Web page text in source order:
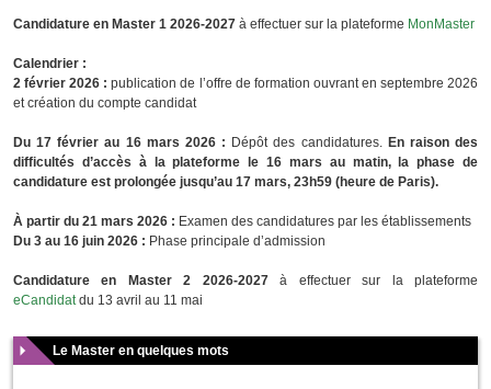
Candidature en Master 1 2026-2027 à effectuer sur la plateforme MonMaster
Calendrier :
2 février 2026 : publication de l’offre de formation ouvrant en septembre 2026
et création du compte candidat
Du 17 février au 16 mars 2026 : Dépôt des candidatures. En raison des
difficultés d’accès à la plateforme le 16 mars au matin, la phase de
candidature est prolongée jusqu’au 17 mars, 23h59 (heure de Paris).
À partir du 21 mars 2026 : Examen des candidatures par les établissements
Du 3 au 16 juin 2026 : Phase principale d’admission
Candidature en Master 2 2026-2027à effectuer sur la plateforme
eCandidat du 13 avril au 11 mai
Le Master en quelques mots